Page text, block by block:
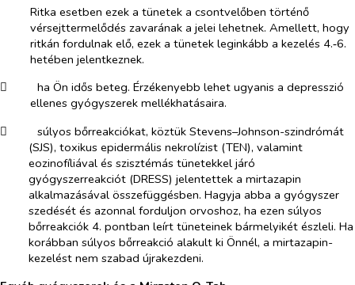
Ritka esetben ezek a tünetek a csontvelőben történő
vérsejttermelődés zavarának a jelei lehetnek. Amellett, hogy
ritkán fordulnak elő, ezek a tünetek leginkább a kezelés 4.‑6.
hetében jelentkeznek.
​
ha Ön idős beteg. Érzékenyebb lehet ugyanis a depresszió
ellenes gyógyszerek mellékhatásaira.
​
súlyos bőrreakciókat, köztük Stevens–Johnson-szindrómát
(SJS), toxikus epidermális nekrolízist (TEN), valamint
eozinofíliával és szisztémás tünetekkel járó
gyógyszerreakciót (DRESS) jelentettek a mirtazapin
alkalmazásával összefüggésben. Hagyja abba a gyógyszer
szedését és azonnal forduljon orvoshoz, ha ezen súlyos
bőrreakciók 4. pontban leírt tüneteinek bármelyikét észleli. Ha
korábban súlyos bőrreakció alakult ki Önnél, a mirtazapin-
kezelést nem szabad újrakezdeni.